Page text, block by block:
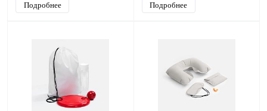
Подробнее Подробнее